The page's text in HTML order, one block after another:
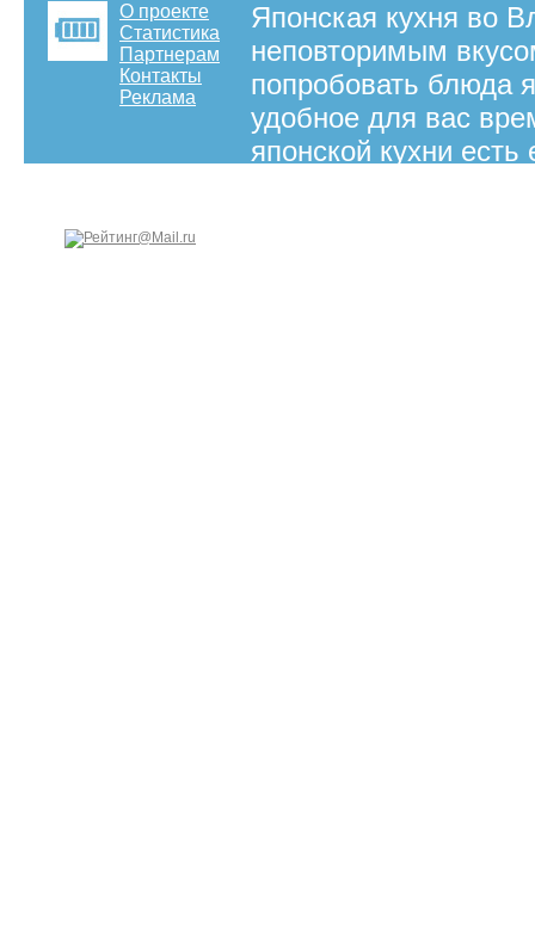
О проекте
Статистика
Партнерам
Контакты
Реклама
Японская кухня во
неповторимым
попробовать блюда
удобное для вас
японской кухни